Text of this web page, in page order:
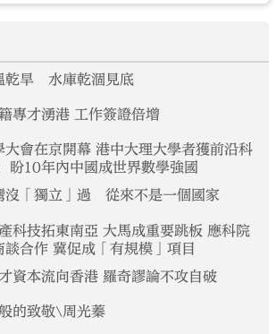
乾旱 水庫乾涸見底
專才湧港 工作簽證倍增
大會在京開幕 港中大理大學者獲前沿科
盼10年內中國成世界數學強國
沒「獨立」過 從來不是一個國家
科技拓東南亞 大馬成重要跳板 應科院
談合作 冀促成「有規模」項目
資本流向香港 羅奇謬論不攻自破
的致敬\周光蓁